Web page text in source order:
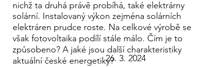
nichž ta druhá právě probíhá, také elektrárny
solární. Instalovaný výkon zejména solárních
elektráren prudce roste. Na celkové výrobě se
však fotovoltaika podílí stále málo. Čím je to
způsobeno? A jaké jsou další charakteristiky
aktuální české energetiky?26. 3. 2024